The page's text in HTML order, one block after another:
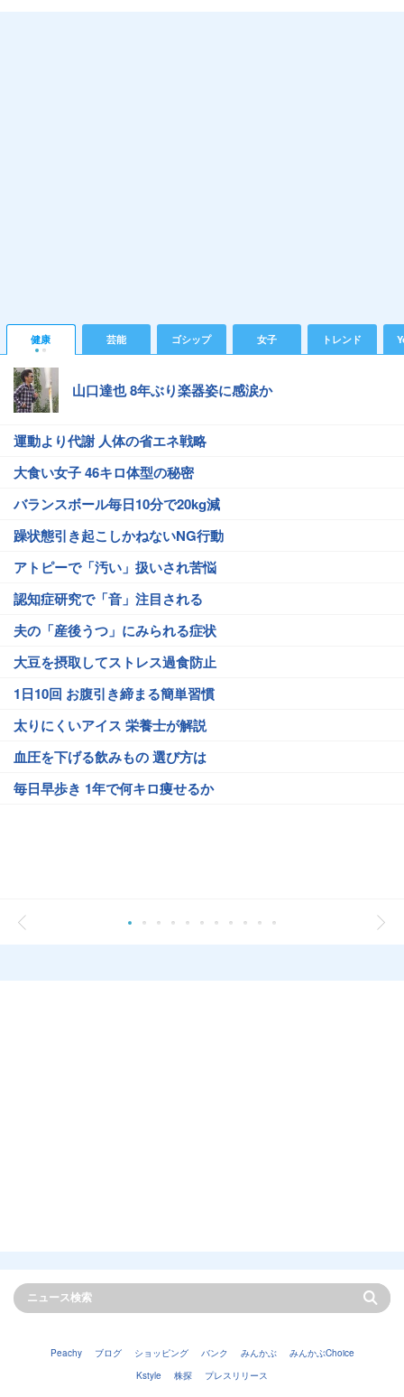
健康 芸能 ゴシップ 女子 トレンド
山口達也 8年ぶり楽器姿に感涙か
運動より代謝 人体の省エネ戦略
大食い女子 46キロ体型の秘密
バランスボール毎日10分で20kg減
躁状態引き起こしかねないNG行動
アトピーで「汚い」扱いされ苦悩
認知症研究で「音」注目される
夫の「産後うつ」にみられる症状
大豆を摂取してストレス過食防止
1日10回 お腹引き締まる簡単習慣
太りにくいアイス 栄養士が解説
血圧を下げる飲みもの 選び方は
毎日早歩き 1年で何キロ痩せるか
Peachy ブログ ショッピング バンク みんかぶ
みんかぶChoice
Kstyle
株探 プレスリリース